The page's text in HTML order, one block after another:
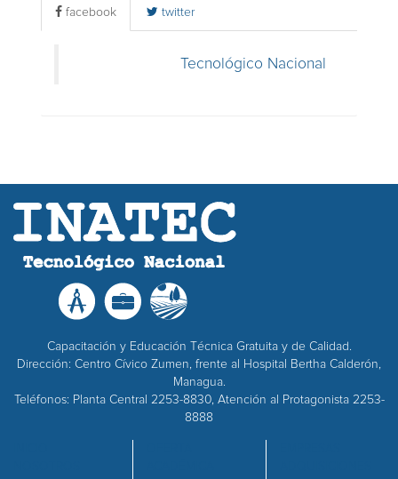
facebook twitter
Tecnológico Nacional
Capacitación y Educación Técnica Gratuita y de Calidad.
Dirección: Centro Cívico Zumen, frente al Hospital Bertha Calderón,
Managua.
Teléfonos: Planta Central 2253-8830, Atención al Protagonista 2253-
8888